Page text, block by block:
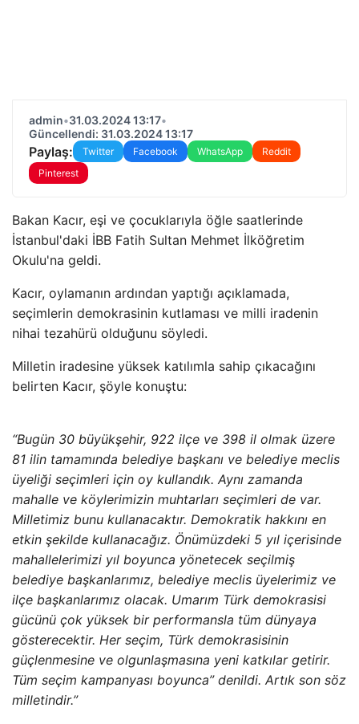
admin•31.03.2024 13:17•
Güncellendi: 31.03.2024 13:17
Paylaş: Twitter Facebook WhatsApp
Reddit
Pinterest
Bakan Kacır, eşi ve çocuklarıyla öğle saatlerinde
İstanbul'daki İBB Fatih Sultan Mehmet İlköğretim
Okulu'na geldi.
Kacır, oylamanın ardından yaptığı açıklamada,
seçimlerin demokrasinin kutlaması ve milli iradenin
nihai tezahürü olduğunu söyledi.
Milletin iradesine yüksek katılımla sahip çıkacağını
belirten Kacır, şöyle konuştu:
“Bugün 30 büyükşehir, 922 ilçe ve 398 il olmak üzere
81 ilin tamamında belediye başkanı ve belediye meclis
üyeliği seçimleri için oy kullandık. Aynı zamanda
mahalle ve köylerimizin muhtarları seçimleri de var.
Milletimiz bunu kullanacaktır. Demokratik hakkını en
etkin şekilde kullanacağız. Önümüzdeki 5 yıl içerisinde
mahallelerimizi yıl boyunca yönetecek seçilmiş
belediye başkanlarımız, belediye meclis üyelerimiz ve
ilçe başkanlarımız olacak. Umarım Türk demokrasisi
gücünü çok yüksek bir performansla tüm dünyaya
gösterecektir. Her seçim, Türk demokrasisinin
güçlenmesine ve olgunlaşmasına yeni katkılar getirir.
Tüm seçim kampanyası boyunca” denildi. Artık son söz
milletindir.”